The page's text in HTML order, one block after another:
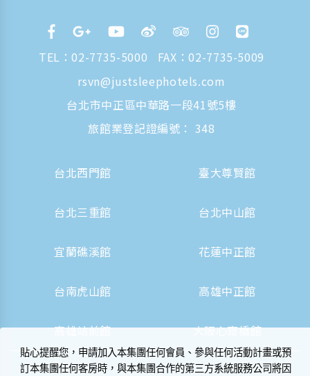
TEL：02-7735-5000
FAX：02-7735-5009
rsvn@justsleephotels.com
台北市中正區中華路一段41號5樓
旅館業登記證編號： 348
台北西門館 臺大尊賢館
台北三重館 台北中山館
宜蘭礁溪館 花蓮中正館
台南虎山館 高雄中正館
高雄站前館 大阪心齋橋館
貼心提醒您，申請加入本集團任何會員、參與任何活動計畫或預
訂本集團任何客房時，與本集團合作的第三方系統服務公司將因